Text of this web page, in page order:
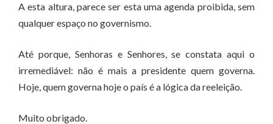
A esta altura, parece ser esta uma agenda proibida, sem
qualquer espaço no governismo.
Até porque, Senhoras e Senhores, se constata aqui o
irremediável: não é mais a presidente quem governa.
Hoje, quem governa hoje o país é a lógica da reeleição.
Muito obrigado.